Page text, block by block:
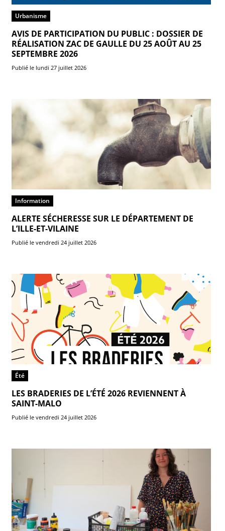
Urbanisme
AVIS DE PARTICIPATION DU PUBLIC : DOSSIER DE
RÉALISATION ZAC DE GAULLE DU 25 AOÛT AU 25
SEPTEMBRE 2026
Publié le lundi 27 juillet 2026
Information
ALERTE SÉCHERESSE SUR LE DÉPARTEMENT DE
L’ILLE-ET-VILAINE
Publié le vendredi 24 juillet 2026
Été
LES BRADERIES DE L’ÉTÉ 2026 REVIENNENT À
SAINT-MALO
Publié le vendredi 24 juillet 2026